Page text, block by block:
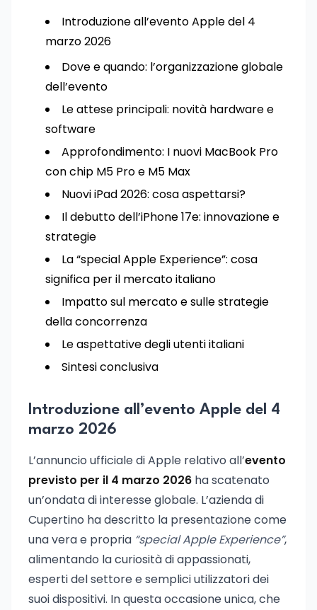
Introduzione all’evento Apple del 4
marzo 2026
Dove e quando: l’organizzazione globale
dell’evento
Le attese principali: novità hardware e
software
Approfondimento: I nuovi MacBook Pro
con chip M5 Pro e M5 Max
Nuovi iPad 2026: cosa aspettarsi?
Il debutto dell’iPhone 17e: innovazione e
strategie
La “special Apple Experience”: cosa
significa per il mercato italiano
Impatto sul mercato e sulle strategie
della concorrenza
Le aspettative degli utenti italiani
Sintesi conclusiva
Introduzione all’evento Apple del 4
marzo 2026
L’annuncio ufficiale di Apple relativo all’evento
previsto per il 4 marzo 2026 ha scatenato
un’ondata di interesse globale. L’azienda di
Cupertino ha descritto la presentazione come
una vera e propria “special Apple Experience”,
alimentando la curiosità di appassionati,
esperti del settore e semplici utilizzatori dei
suoi dispositivi. In questa occasione unica, che